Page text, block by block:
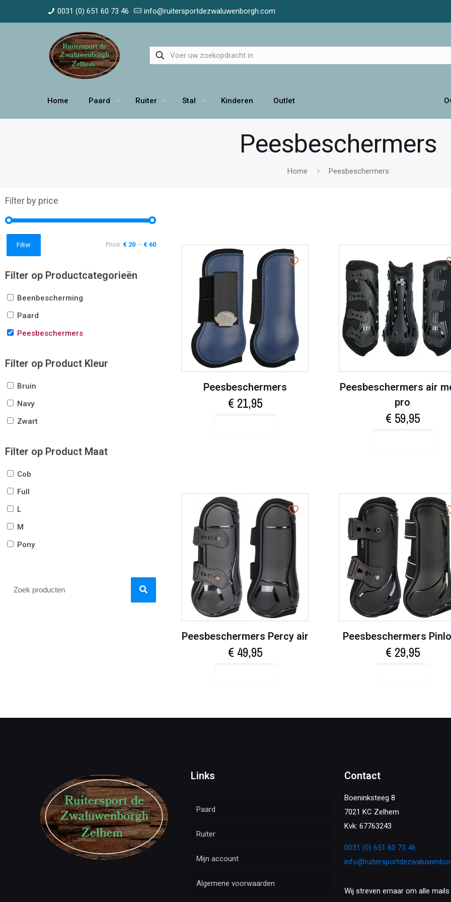
0031 (0) 651 60 73 46 info@ruitersportdezwaluwenborgh.com
Home Paard Ruiter Stal Kinderen Outlet
Peesbeschermers
Home Peesbeschermers
Filter by price
Filter Price: € 20 — € 60
Filter op Productcategorieën
Beenbescherming
Paard
Peesbeschermers
Filter op Product Kleur
Bruin
Navy
Zwart
Filter op Product Maat
Cob
Full
L
M
Pony
Peesbeschermers
€ 21,95
Peesbeschermers air
pro
€ 59,95
Peesbeschermers Percy air
€ 49,95
Peesbeschermers
€ 29,95
Links
Paard
Ruiter
Mijn account
Algemene voorwaarden
Contact
Boeninksteeg 8
7021 KC Zelhem
Kvk: 67763243
0031 (0) 651 60 73 46
Wij streven ernaar om alle